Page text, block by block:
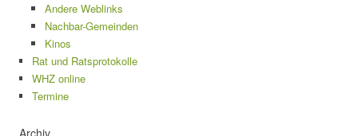
Andere Weblinks
Nachbar-Gemeinden
Kinos
Rat und Ratsprotokolle
WHZ online
Termine
Archiv